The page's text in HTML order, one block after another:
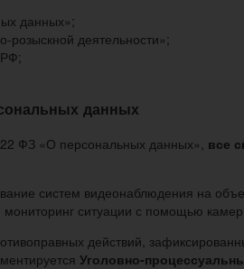
данных»;
розыскной деятельности»;
данных
22 ФЗ «О персональных данных», все
систем видеонаблюдения на
мониторинг ситуации с помощью
действий,
Уголовно-